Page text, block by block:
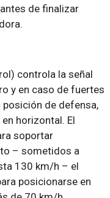
de finalizar
controla la señal
y en caso de fuertes
de defensa,
horizontal. El
soportar
– sometidos a
130 km/h – el
posicionarse en